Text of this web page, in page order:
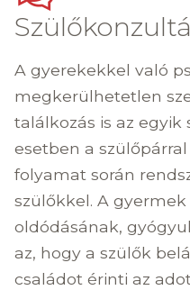
A gyerekekkel való
megkerülhetetlen
találkozás is az egyik
esetben a
folyamat során
szülőkkel. A
oldódásának,
az, hogy a szülők
családot érinti az